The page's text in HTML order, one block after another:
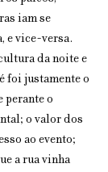
iam se
e vice-versa.
da noite e
foi justamente o
perante o
o valor dos
ao evento;
a rua vinha